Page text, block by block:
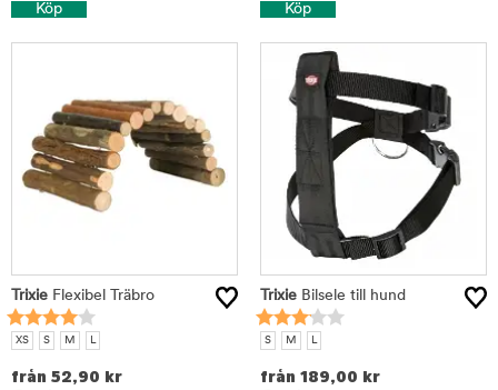
Köp Köp
Trixie Flexibel Träbro
XS S M L
från 52,90 kr
Trixie Bilsele till hund
S M L
från 189,00 kr